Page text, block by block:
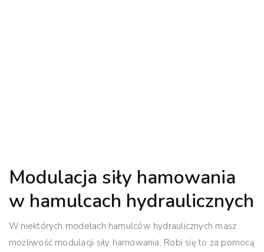
Modulacja siły hamowania
w hamulcach hydraulicznych
W niektórych modelach hamulców hydraulicznych masz
możliwość modulacji siły hamowania. Robi się to za pomocą